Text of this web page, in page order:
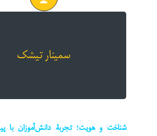
سمینار تیشک
شناخت و هویت؛ تجربۀ دانش‌آموزان با
شناخت و هویت؛ تجربۀ دانش‌آموزان با